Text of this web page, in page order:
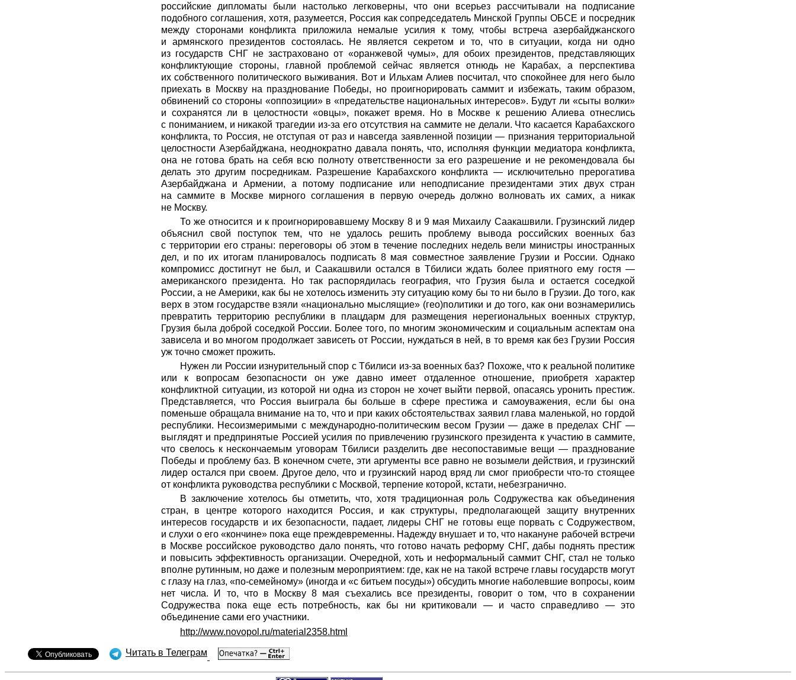
российские дипломаты были настолько легковерны, что они всерьез рассчитывали на подписание
подобного соглашения, хотя, разумеется, Россия как сопредседатель Минской Группы ОБСЕ и посредник
между сторонами конфликта приложила немалые усилия к тому, чтобы встреча азербайджанского
и армянского президентов состоялась. Не является секретом и то, что в ситуации, когда ни одно
из государств СНГ не застраховано от «оранжевой чумы», для обоих президентов, представляющих
конфликтующие стороны, главной проблемой сейчас является отнюдь не Карабах, а перспектива
их собственного политического выживания. Вот и Ильхам Алиев посчитал, что спокойнее для него было
приехать в Москву на празднование Победы, но проигнорировать саммит и избежать, таким образом,
обвинений со стороны «оппозиции» в «предательстве национальных интересов». Будут ли «сыты волки»
и сохранятся ли в целостности «овцы», покажет время. Но в Москве к решению Алиева отнеслись
с пониманием, и никакой трагедии из-за его отсутствия на саммите не делали. Что касается Карабахского
конфликта, то Россия, не отступая от раз и навсегда заявленной позиции — признания территориальной
целостности Азербайджана, неоднократно давала понять, что, исполняя функции медиатора конфликта,
она не готова брать на себя всю полноту ответственности за его разрешение и не рекомендовала бы
делать это другим посредникам. Разрешение Карабахского конфликта — исключительно прерогатива
Азербайджана и Армении, а потому подписание или неподписание президентами этих двух стран
на саммите в Москве мирного соглашения в первую очередь должно волновать их самих, а никак
не Москву.
То же относится и к проигнорировавшему Москву 8 и 9 мая Михаилу Саакашвили. Грузинский лидер
объяснил свой поступок тем, что не удалось решить проблему вывода российских военных баз
с территории его страны: переговоры об этом в течение последних недель вели министры иностранных
дел, и по их итогам планировалось подписать 8 мая совместное заявление Грузии и России. Однако
компромисс достигнут не был, и Саакашвили остался в Тбилиси ждать более приятного ему гостя —
американского президента. Но так распорядилась география, что Грузия была и остается соседкой
России, а не Америки, как бы не хотелось изменить эту ситуацию кому бы то ни было в Грузии. До того, как
верх в этом государстве взяли «национально мыслящие» (гео)политики и до того, как они вознамерились
превратить территорию республики в плацдарм для размещения нерегиональных военных структур,
Грузия была доброй соседкой России. Более того, по многим экономическим и социальным аспектам она
зависела и во многом продолжает зависеть от России, нуждаться в ней, в то время как без Грузии Россия
уж точно сможет прожить.
Нужен ли России изнурительный спор с Тбилиси из-за военных баз? Похоже, что к реальной политике
или к вопросам безопасности он уже давно имеет отдаленное отношение, приобретя характер
конфликтной ситуации, из которой ни одна из сторон не хочет выйти первой, опасаясь уронить престиж.
Представляется, что Россия выиграла бы больше в сфере престижа и самоуважения, если бы она
поменьше обращала внимание на то, что и при каких обстоятельствах заявил глава маленькой, но гордой
республики. Несоизмеримыми с международно-политическим весом Грузии — даже в пределах СНГ —
выглядят и предпринятые Россией усилия по привлечению грузинского президента к участию в саммите,
что свелось к нескончаемым уговорам Тбилиси разделить две несопоставимые вещи — празднование
Победы и проблему баз. В конечном счете, эти аргументы все равно не возымели действия, и грузинский
лидер остался при своем. Другое дело, что и грузинский народ вряд ли смог приобрести что-то стоящее
от конфликта руководства республики с Москвой, терпение которой, кстати, небезгранично.
В заключение хотелось бы отметить, что, хотя традиционная роль Содружества как объединения
стран, в центре которого находится Россия, и как структуры, предполагающей защиту внутренних
интересов государств и их безопасности, падает, лидеры СНГ не готовы еще порвать с Содружеством,
и слухи о его «кончине» пока еще преждевременны. Надежду внушает и то, что накануне рабочей встречи
в Москве российское руководство дало понять, что готово начать реформу СНГ, дабы поднять престиж
и повысить эффективность организации. Очередной, хоть и неформальный саммит СНГ, стал не только
вполне рутинным, но даже и полезным мероприятием: где, как не на такой встрече главы государств могут
с глазу на глаз, «по-семейному» (иногда и «с битьем посуды») обсудить многие наболевшие вопросы, коим
нет числа. И то, что в Москву 8 мая съехались все президенты, говорит о том, что в сохранении
Содружества пока еще есть потребность, как бы ни критиковали — и часто справедливо — это
объединение сами его участники.
http://www.novopol.ru/material2358.html
Читать в Телеграм